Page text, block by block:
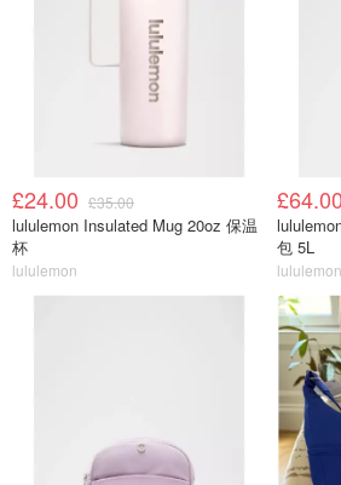
£24.00 £35.00
lululemon Insulated Mug 20oz 保温
杯
lululemon
£64.00
包 5L
lululemon